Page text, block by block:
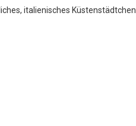
italienisches Küstenstädtchen